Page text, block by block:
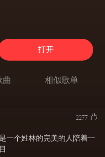
打开
曲 相似歌单
2277
一个姓林的完美的人陪着一